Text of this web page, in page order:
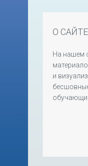
О САЙТЕ
На нашем
и